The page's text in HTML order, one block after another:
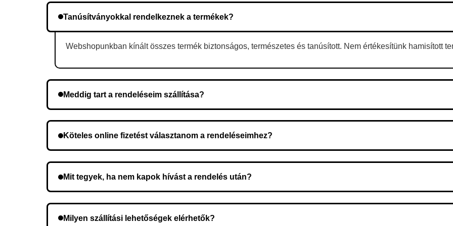
Tanúsítványokkal rendelkeznek a termékek?
Webshopunkban kínált összes termék biztonságos, természetes és tanúsított. Nem értékesítünk hamisított
Meddig tart a rendeléseim szállítása?
Köteles online fizetést választanom a rendeléseimhez?
Mit tegyek, ha nem kapok hívást a rendelés után?
Milyen szállítási lehetőségek elérhetők?